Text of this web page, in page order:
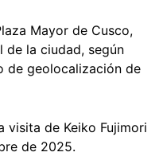
Mayor de Cusco,
de la ciudad, según
de geolocalización de
visita de Keiko Fujimori
de 2025.